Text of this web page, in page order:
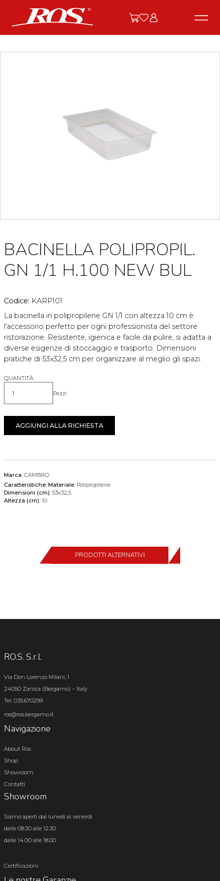
BACINELLA POLIPROPIL.
GN 1/1 H.100 NEW BUL
Codice: KARP101
La bacinella in polipropilene GN 1/1 con altezza 10 cm è
l'accessorio perfetto per ogni professionista del settore
ristorazione. Resistente, igienica e facile da pulire, si adatta a
diverse esigenze di stoccaggio e trasporto. Dimensioni
pratiche di 53x32,5 cm per organizzare al meglio gli spazi.
QUANTITÀ
Quantità Pezzi
AGGIUNGI ALLA RICHIESTA
Marca: CAMBRO
Caratteristiche: Materiale: Polipropilene
Dimensioni (cm): 53x32,5
Altezza (cm): 10
PRODOTTI ALTERNATIVI
RO.S. S.r.l.
Via Don Lorenzo Milani, 1
24050 Zanica (Bergamo) – Italy
Tel. 035.670299
ros@ros.bergamo.it
Navigazione
About Ros
Shop
Showroom
Contatti
Showroom
Siamo aperti dal lunedì al venerdì
dalle 08.30 alle 12.30
dalle 14.00 alle 18.00
Certificazioni